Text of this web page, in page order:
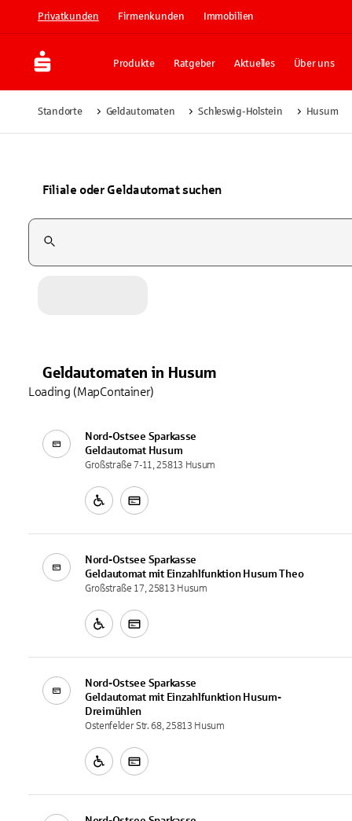
Privatkunden Firmenkunden Immobilien
Produkte Ratgeber Aktuelles Über uns
Standorte Geldautomaten Schleswig-Holstein Husum
Filiale oder Geldautomat suchen
Suchfeld
Geldautomaten in Husum
Nord-Ostsee Sparkasse
Geldautomat Husum
Großstraße 7-11, 25813 Husum
Nord-Ostsee Sparkasse
Geldautomat mit Einzahlfunktion Husum Theo
Großstraße 17, 25813 Husum
Nord-Ostsee Sparkasse
Geldautomat mit Einzahlfunktion Husum-
Dreimühlen
Ostenfelder Str. 68, 25813 Husum
Loading (MapContainer)